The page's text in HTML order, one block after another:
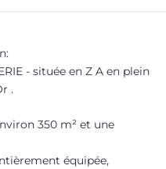
:
- située en Z A en plein
.
350 m² et une
équipée,